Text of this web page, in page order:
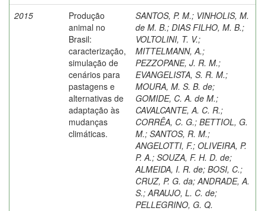
2015
Produção
animal no
Brasil:
caracterização,
simulação de
cenários para
pastagens e
alternativas de
adaptação às
mudanças
climáticas.
SANTOS, P. M.; VINHOLIS, M.
de M. B.; DIAS FILHO, M. B.;
VOLTOLINI, T. V.;
MITTELMANN, A.;
PEZZOPANE, J. R. M.;
EVANGELISTA, S. R. M.;
MOURA, M. S. B. de;
GOMIDE, C. A. de M.;
CAVALCANTE, A. C. R.;
CORRÊA, C. G.; BETTIOL, G.
M.; SANTOS, R. M.;
ANGELOTTI, F.; OLIVEIRA, P.
P. A.; SOUZA, F. H. D. de;
ALMEIDA, I. R. de; BOSI, C.;
CRUZ, P. G. da; ANDRADE, A.
S.; ARAUJO, L. C. de;
PELLEGRINO, G. Q.